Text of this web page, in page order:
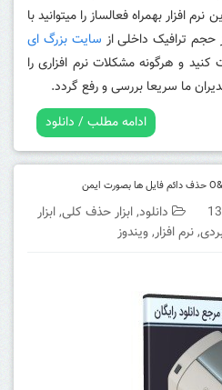
افزار بهمراه فعالساز را میتوانید با
ترافیک داخلی از سایت بزرگ ای
کنید و هرگونه مشکلات نرم افزاری را
ما سریعا بررسی و رفع گردد.
ادامه مطلب / دانلود
دانلود,ابزار حذف کلی,ابزار
,نرم افزار,ویندوز